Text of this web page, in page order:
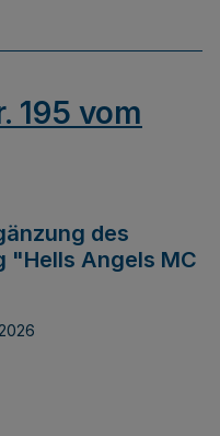
195 vom
des
"Hells Angels MC